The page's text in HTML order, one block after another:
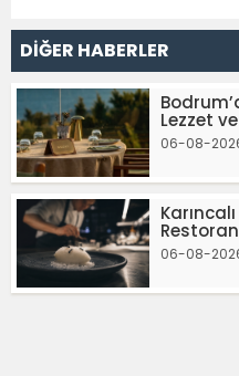
DİĞER HABERLER
Lezzet
06-08-
06-08-